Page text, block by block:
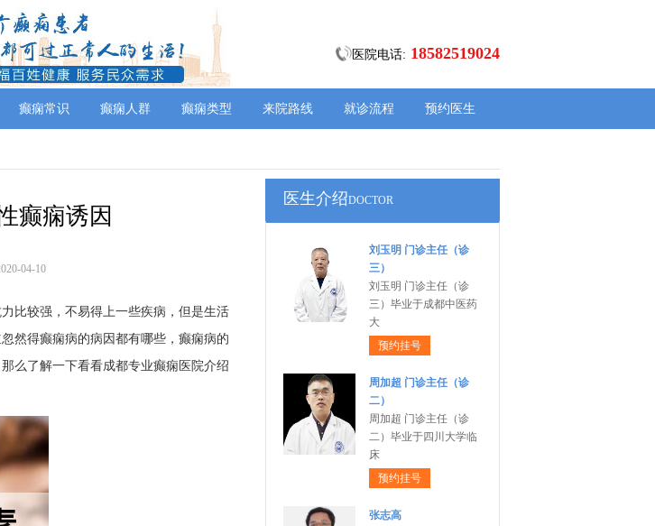
医院电话: 18582519024
癫痫常识 癫痫人群 癫痫类型 来院路线 就诊流程 预约医生
癫痫诱因
04-10
比较强，不易得上一些疾病，但是生活
然得癫痫病的病因都有哪些，癫痫病的
么了解一下看看成都专业癫痫医院介绍
医生介绍DOCTOR
刘玉明 门诊主任（诊
三）
刘玉明 门诊主任（诊
三）毕业于成都中医药
大
预约挂号
周加超 门诊主任（诊
二）
周加超 门诊主任（诊
二）毕业于四川大学临
床
预约挂号
张志高